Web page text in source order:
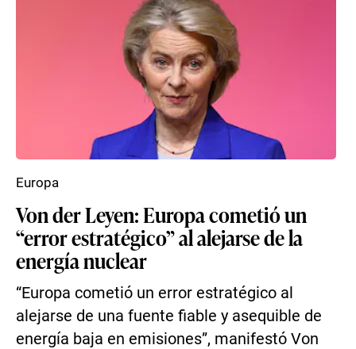
Von der Leyen: Europa cometió un
“error estratégico” al alejarse de la
energía nuclear
“Europa cometió un error estratégico al
alejarse de una fuente fiable y asequible de
energía baja en emisiones”, manifestó Von
Europa